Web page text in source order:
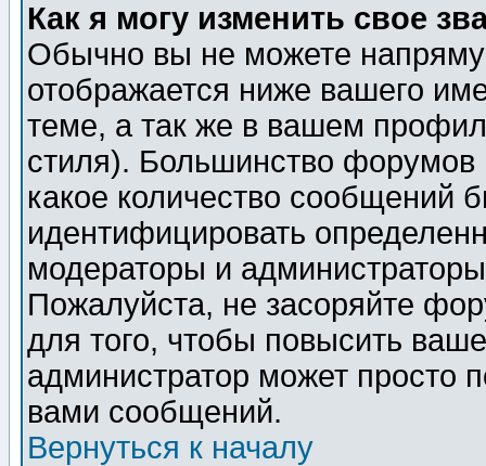
Как я могу изменить свое
Обычно вы не можете
отображается ниже вашего
теме, а так же в вашем
стиля). Большинство форумов
какое количество сообщений
идентифицировать
модераторы и
Пожалуйста, не засоряйте
для того, чтобы повысить
администратор может просто
вами сообщений.
Вернуться к началу